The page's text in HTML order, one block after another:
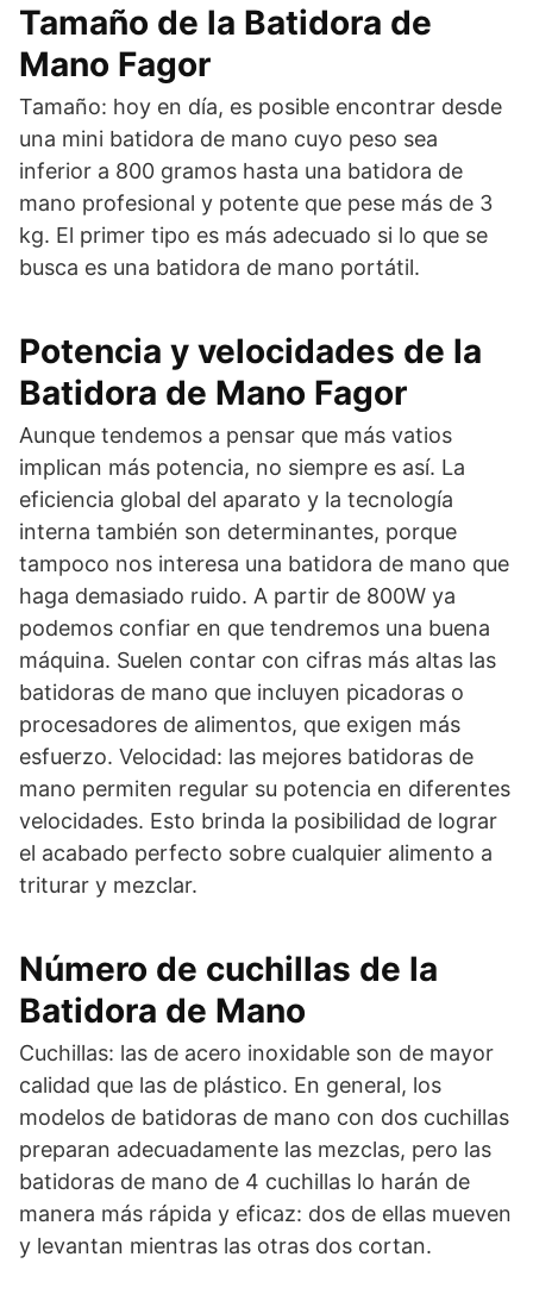
Tamaño de la Batidora de
Mano Fagor
Tamaño: hoy en día, es posible encontrar desde
una mini batidora de mano cuyo peso sea
inferior a 800 gramos hasta una batidora de
mano profesional y potente que pese más de 3
kg. El primer tipo es más adecuado si lo que se
busca es una batidora de mano portátil.
Potencia y velocidades de la
Batidora de Mano Fagor
Aunque tendemos a pensar que más vatios
implican más potencia, no siempre es así. La
eficiencia global del aparato y la tecnología
interna también son determinantes, porque
tampoco nos interesa una batidora de mano que
haga demasiado ruido. A partir de 800W ya
podemos confiar en que tendremos una buena
máquina. Suelen contar con cifras más altas las
batidoras de mano que incluyen picadoras o
procesadores de alimentos, que exigen más
esfuerzo. Velocidad: las mejores batidoras de
mano permiten regular su potencia en diferentes
velocidades. Esto brinda la posibilidad de lograr
el acabado perfecto sobre cualquier alimento a
triturar y mezclar.
Número de cuchillas de la
Batidora de Mano
Cuchillas: las de acero inoxidable son de mayor
calidad que las de plástico. En general, los
modelos de batidoras de mano con dos cuchillas
preparan adecuadamente las mezclas, pero las
batidoras de mano de 4 cuchillas lo harán de
manera más rápida y eficaz: dos de ellas mueven
y levantan mientras las otras dos cortan.